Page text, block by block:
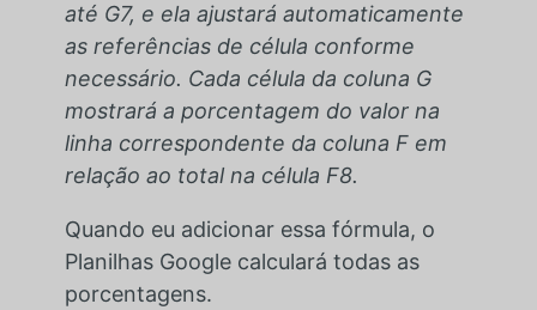
até G7, e ela ajustará automaticamente
as referências de célula conforme
necessário. Cada célula da coluna G
mostrará a porcentagem do valor na
linha correspondente da coluna F em
relação ao total na célula F8.
Quando eu adicionar essa fórmula, o
Planilhas Google calculará todas as
porcentagens.